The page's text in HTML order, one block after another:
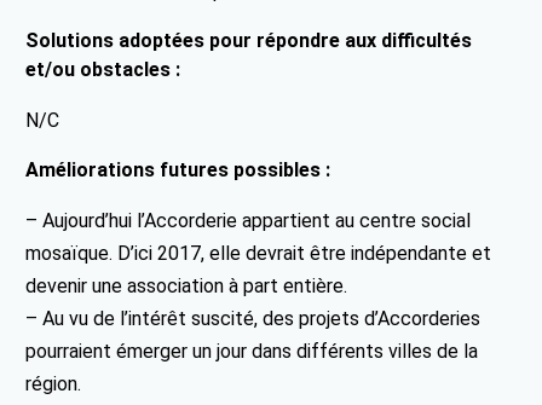
Solutions adoptées pour répondre aux difficultés
et/ou obstacles :
N/C
Améliorations futures possibles :
– Aujourd’hui l’Accorderie appartient au centre social
mosaïque. D’ici 2017, elle devrait être indépendante et
devenir une association à part entière.
– Au vu de l’intérêt suscité, des projets d’Accorderies
pourraient émerger un jour dans différents villes de la
région.